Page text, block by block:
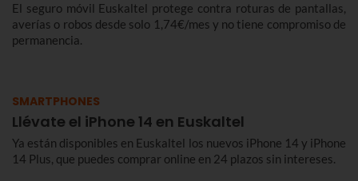
El seguro móvil Euskaltel protege contra roturas de pantallas,
averías o robos desde solo 1,74€/mes y no tiene compromiso de
permanencia.
SMARTPHONES
Llévate el iPhone 14 en Euskaltel
Ya están disponibles en Euskaltel los nuevos iPhone 14 y iPhone
14 Plus, que puedes comprar online en 24 plazos sin intereses.